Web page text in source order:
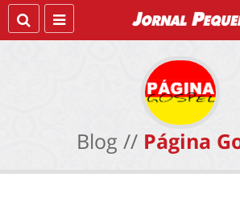
Blog // Página